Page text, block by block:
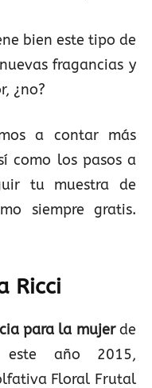
bien este tipo de
fragancias y
¿no?
a contar más
como los pasos a
tu muestra de
siempre gratis.
Ricci
para la mujerde
año 2015,
Floral Frutal